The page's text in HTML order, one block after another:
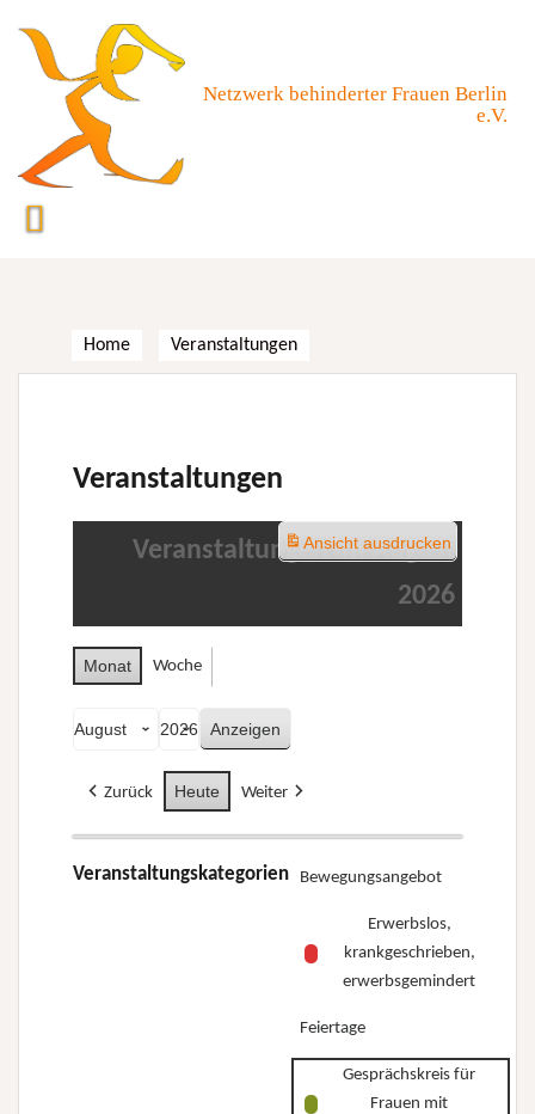
content
Netzwerk behinderter Frauen Berlin
e.V.
Home Veranstaltungen
Veranstaltungen
Veranstaltungen im August
2026
Monat Woche
Monat
Jahr
Zurück Heute Weiter
Veranstaltungskategorien Bewegungsangebot
Erwerbslos,
krankgeschrieben,
erwerbsgemindert
Feiertage
Gesprächskreis für
Frauen mit
Ansichtausdrucken